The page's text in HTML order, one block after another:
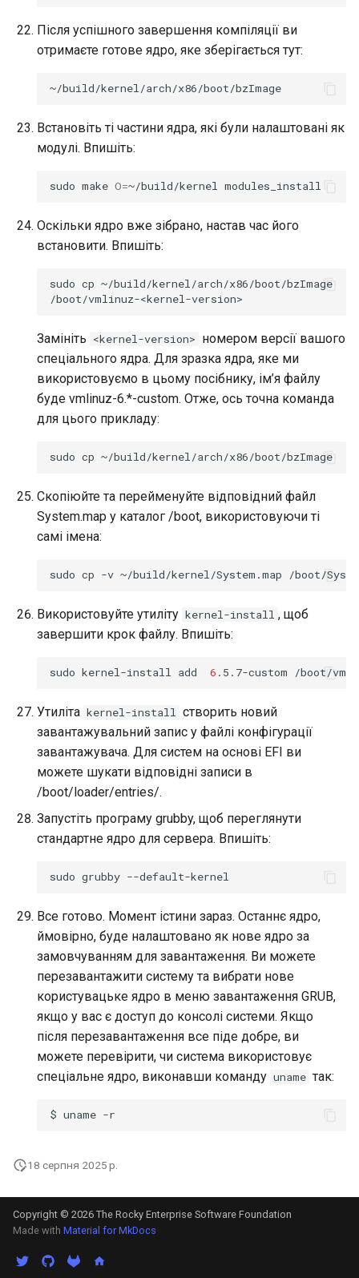
Після успішного завершення компіляції ви
отримаєте готове ядро, яке зберігається тут:
Встановіть ті частини ядра, які були налаштовані як
модулі. Впишіть:
sudo make O=~/build/kernel
Оскільки ядро вже зібрано, настав час його
встановити. Впишіть:
sudo cp ~/build/kernel/arch/x86/boot/bzImage
Замініть <kernel-version> номером версії вашого
спеціального ядра. Для зразка ядра, яке ми
використовуємо в цьому посібнику, ім’я файлу
буде vmlinuz-6.*-custom. Отже, ось точна команда
для цього прикладу:
sudo cp ~/build/kernel/arch/x86/boot/bzImage
Скопіюйте та перейменуйте відповідний файл
System.map у каталог /boot, використовуючи ті
самі імена:
sudo cp -v ~/build/kernel/System.map
Використовуйте утиліту kernel-install , щоб
завершити крок файлу. Впишіть:
sudo kernel-install add 6 .5.7-custom
Утиліта kernel-install
створить новий
завантажувальний запис у файлі конфігурації
завантажувача. Для систем на основі EFI ви
можете шукати відповідні записи в
/boot/loader/entries/.
Запустіть програму grubby, щоб переглянути
стандартне ядро для сервера. Впишіть:
sudo grubby
Все готово. Момент істини зараз. Останнє ядро,
ймовірно, буде налаштовано як нове ядро за
замовчуванням для завантаження. Ви можете
перезавантажити систему та вибрати нове
користувацьке ядро в меню завантаження GRUB,
якщо у вас є доступ до консолі системи. Якщо
після перезавантаження все піде добре, ви
можете перевірити, чи система використовує
спеціальне ядро, виконавши команду uname так:
$ uname
18 серпня 2025 р.
Copyright © 2026 The Rocky Enterprise Software Foundation
Made with Material for MkDocs